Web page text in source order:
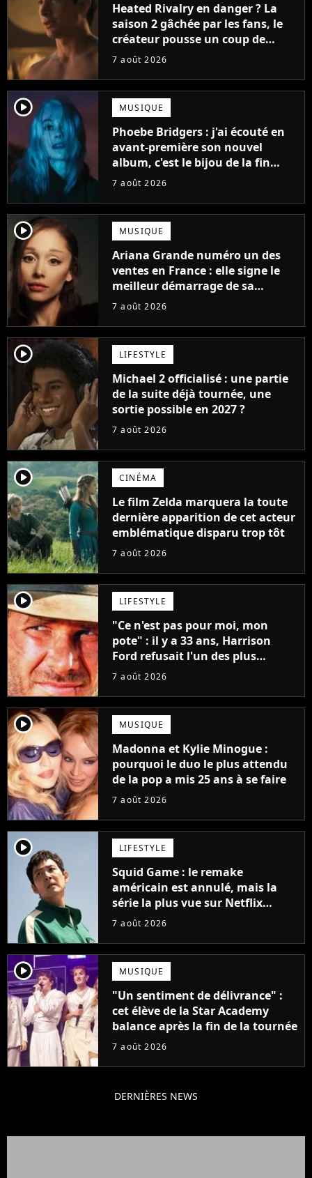
Heated Rivalry en danger ? La
saison 2 gâchée par les fans, le
créateur pousse un coup de
gueule
7 août 2026
player2 MUSIQUE
Phoebe Bridgers : j'ai écouté en
avant-première son nouvel
album, c'est le bijou de la fin
d'été
7 août 2026
player2 MUSIQUE
Ariana Grande numéro un des
ventes en France : elle signe le
meilleur démarrage de sa
carrière avec son album Petal
7 août 2026
player2 LIFESTYLE
Michael 2 officialisé : une partie
de la suite déjà tournée, une
sortie possible en 2027 ?
7 août 2026
player2 CINÉMA
Le film Zelda marquera la toute
dernière apparition de cet acteur
emblématique disparu trop tôt
7 août 2026
player2 LIFESTYLE
"Ce n'est pas pour moi, mon
pote" : il y a 33 ans, Harrison
Ford refusait l'un des plus
grands succès de tous les temps
7 août 2026
player2 MUSIQUE
Madonna et Kylie Minogue :
pourquoi le duo le plus attendu
de la pop a mis 25 ans à se faire
7 août 2026
player2 LIFESTYLE
Squid Game : le remake
américain est annulé, mais la
série la plus vue sur Netflix
pourrait avoir une version
7 août 2026
player2 MUSIQUE
"Un sentiment de délivrance" :
cet élève de la Star Academy
balance après la fin de la tournée
7 août 2026
DERNIÈRES NEWS